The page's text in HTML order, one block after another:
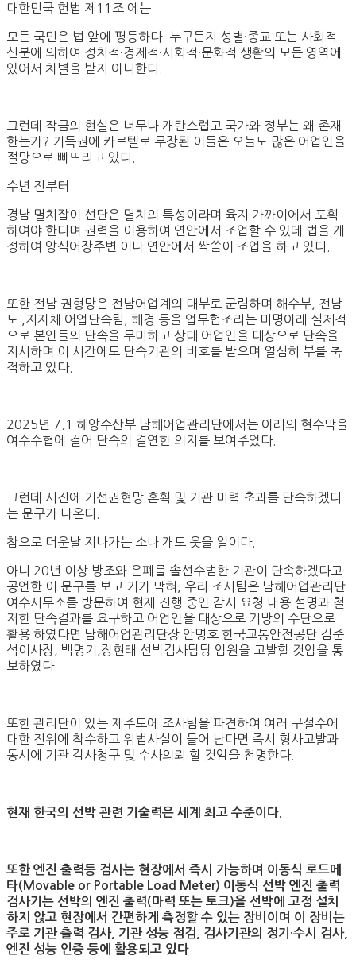
대한민국 헌법 제11조 에는
모든 국민은 법 앞에 평등하다. 누구든지 성별·종교 또는 사회적
신분에 의하여 정치적·경제적·사회적·문화적 생활의 모든 영역에
있어서 차별을 받지 아니한다.
그런데 작금의 현실은 너무나 개탄스럽고 국가와 정부는 왜 존재
한는가? 기득권에 카르텔로 무장된 이들은 오늘도 많은 어업인을
절망으로 빠뜨리고 있다.
수년 전부터
경남 멸치잡이 선단은 멸치의 특성이라며 육지 가까이에서 포획
하여야 한다며 권력을 이용하여 연안에서 조업할 수 있데 법을 개
정하여 양식어장주변 이나 연안에서 싹쓸이 조업을 하고 있다.
또한 전남 권형망은 전남어업계의 대부로 군림하며 해수부, 전남
도 ,지자체 어업단속팀, 해경 등을 업무협조라는 미명아래 실제적
으로 본인들의 단속을 무마하고 상대 어업인을 대상으로 단속을
지시하며 이 시간에도 단속기관의 비호를 받으며 열심히 부를 축
적하고 있다.
2025년 7.1 해양수산부 남해어업관리단에서는 아래의 현수막을
여수수협에 걸어 단속의 결연한 의지를 보여주었다.
그런데 사진에 기선권현망 혼획 및 기관 마력 초과를 단속하겠다
는 문구가 나온다.
참으로 더운날 지나가는 소나 개도 웃을 일이다.
아니 20년 이상 방조와 은폐를 솔선수범한 기관이 단속하겠다고
공언한 이 문구를 보고 기가 막혀, 우리 조사팀은 남해어업관리단
여수사무소를 방문하여 현재 진행 중인 감사 요청 내용 설명과 철
저한 단속결과를 요구하고 어업인을 대상으로 기망의 수단으로
활용 하였다면 남해어업관리단장 안명호 한국교통안전공단 김준
석이사장, 백명기,장현태 선박검사담당 임원을 고발할 것임을 통
보하였다.
또한 관리단이 있는 제주도에 조사팀을 파견하여 여러 구설수에
대한 진위에 착수하고 위법사실이 들어 난다면 즉시 형사고발과
동시에 기관 감사청구 및 수사의뢰 할 것임을 천명한다.
현재 한국의 선박 관련 기술력은 세계 최고 수준이다
또한 엔진 출력등 검사는 현장에서 즉시 가능하며 이동식 로드메
타(Movable or Portable Load Meter) 이동식 선박 엔진 출력
검사기는 선박의 엔진 출력( 마력 또는 토크)을 선박에 고정 설치
하지 않고 현장에서 간편하게 측정할 수 있는 장비이며 이 장비는
주로 기관 출력 검사, 기관 성능 점검 검사기관의 정기 ·수시 검사,
엔진 성능 인증 등에 활용되고 있다